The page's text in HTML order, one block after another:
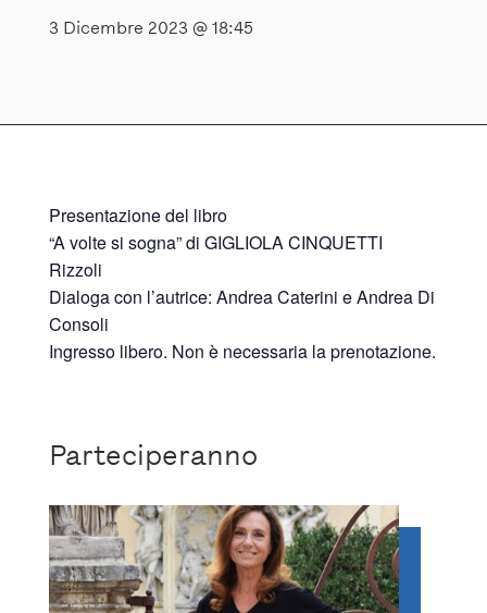
3 Dicembre 2023 @ 18:45
Presentazione del libro
“A volte si sogna” di GIGLIOLA CINQUETTI
Rizzoli
Dialoga con l’autrice: Andrea Caterini e Andrea Di
Consoli
Ingresso libero. Non è necessaria la prenotazione.
Parteciperanno